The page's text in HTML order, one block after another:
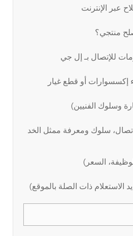
عبر الإنترنت
منتجي؟
للإتصال بـ إل جي
أو قطع غيار
وسلوك الفنيين)
سلوك ومعرفة ممثل الخد
السعر)
الاستعلام ذات الصلة بالموقع)